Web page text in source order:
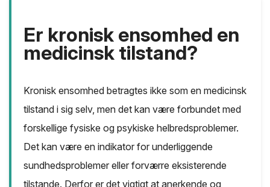
Er kronisk ensomhed en
medicinsk tilstand?
Kronisk ensomhed betragtes ikke som en medicinsk
tilstand i sig selv, men det kan være forbundet med
forskellige fysiske og psykiske helbredsproblemer.
Det kan være en indikator for underliggende
sundhedsproblemer eller forværre eksisterende
tilstande. Derfor er det vigtigt at anerkende og